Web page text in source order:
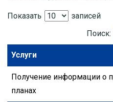
Показать
записей
Поиск:
Услуги
Получение информации о
планах